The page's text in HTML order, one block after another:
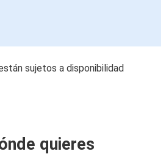
sujetos a disponibilidad
quieres